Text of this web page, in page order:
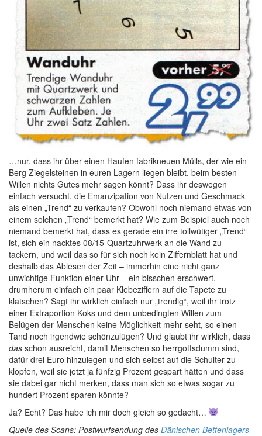
…nur, dass ihr über einen Haufen fabrikneuen Mülls, der wie ein
Berg Ziegelsteinen in euren Lagern liegen bleibt, beim besten
Willen nichts Gutes mehr sagen könnt? Dass ihr deswegen
einfach versucht, die Emanzipation von Nutzen und Geschmack
als einen „Trend“ zu verkaufen? Obwohl noch niemand etwas von
einem solchen „Trend“ bemerkt hat? Wie zum Beispiel auch noch
niemand bemerkt hat, dass es gerade ein irre tollwütiger „Trend“
ist, sich ein nacktes 08/15-Quartzuhrwerk an die Wand zu
tackern, und weil das so für sich noch kein Ziffernblatt hat und
deshalb das Ablesen der Zeit – immerhin eine nicht ganz
unwichtige Funktion einer Uhr – ein bisschen erschwert,
drumherum einfach ein paar Klebeziffern auf die Tapete zu
klatschen? Sagt ihr wirklich einfach nur „trendig“, weil ihr trotz
einer Extraportion Koks und dem unbedingten Willen zum
Belügen der Menschen keine Möglichkeit mehr seht, so einen
Tand noch irgendwie schönzulügen? Und glaubt ihr wirklich, dass
das schon ausreicht, damit Menschen so herrgottsdumm sind,
dafür drei Euro hinzulegen und sich selbst auf die Schulter zu
klopfen, weil sie jetzt ja fünfzig Prozent gespart hätten und dass
sie dabei gar nicht merken, dass man sich so etwas sogar zu
hundert Prozent sparen könnte?
Ja? Echt? Das habe ich mir doch gleich so gedacht…
Quelle des Scans: Postwurfsendung des Dänischen Bettenlagers